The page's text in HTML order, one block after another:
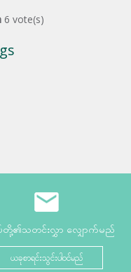
6 vote(s)
တို့၏သတင်းလွှာ လျှောက်မည်
ယခုစာရင်းသွင်းပါဝင်မည်